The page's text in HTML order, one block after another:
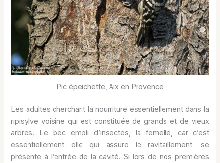
Pic épeichette, Aix en Provence
Les adultes cherchant la nourriture essentiellement dans la
ripisylve voisine qui est constituée de grands et de vieux
arbres. Le bec empli d’insectes, la femelle, car c’est
essentiellement elle qui assure le ravitaillement, se
présente à l’entrée de la cavité. Si lors de nos premières